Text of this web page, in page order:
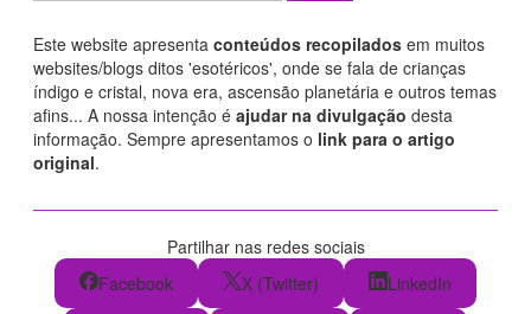
Este website apresenta conteúdos recopilados em muitos
websites/blogs ditos 'esotéricos', onde se fala de crianças
índigo e cristal, nova era, ascensão planetária e outros temas
afins... A nossa intenção é ajudar na divulgação desta
informação. Sempre apresentamos o link para o artigo
original.
Partilhar nas redes sociais
Facebook
X (Twitter) LinkedIn